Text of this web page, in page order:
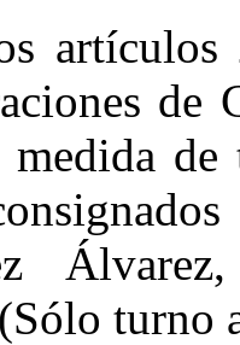
de
medida
turno